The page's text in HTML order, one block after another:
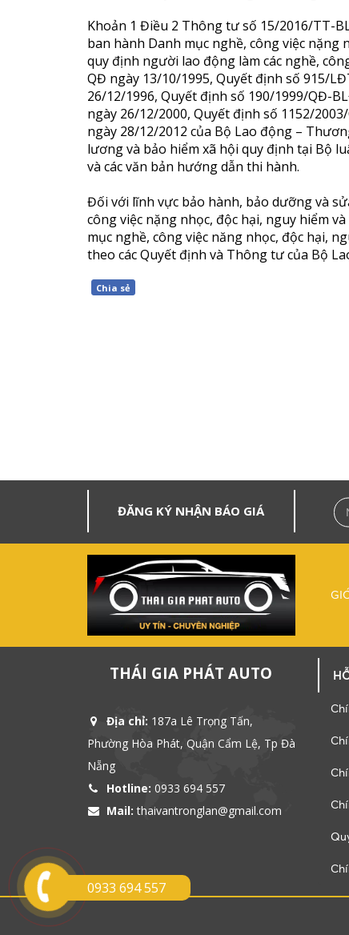
Khoản 1 Điều 2 Thông tư số 15/2016/TT-
ban hành Danh mục nghề, công việc nặng
quy định người lao động làm các nghề,
QĐ ngày 13/10/1995, Quyết định số 915/
26/12/1996, Quyết định số 190/1999/QĐ-
ngày 26/12/2000, Quyết định số 1152/
ngày 28/12/2012 của Bộ Lao động –
lương và bảo hiểm xã hội quy định tại Bộ
và các văn bản hướng dẫn thi hành.
Đối với lĩnh vực bảo hành, bảo dưỡng và
công việc nặng nhọc, độc hại, nguy hiểm
mục nghề, công việc năng nhọc, độc hại,
theo các Quyết định và Thông tư của Bộ
Chia sẻ
ĐĂNG KÝ NHẬN BÁO GIÁ
THÁI GIA PHÁT AUTO
Địa chỉ: 187a Lê Trọng Tấn,
Phường Hòa Phát, Quận Cẩm Lệ, Tp Đà
Nẵng
Hotline: 0933 694 557
Mail: thaivantronglan@gmail.com
0933 694 557